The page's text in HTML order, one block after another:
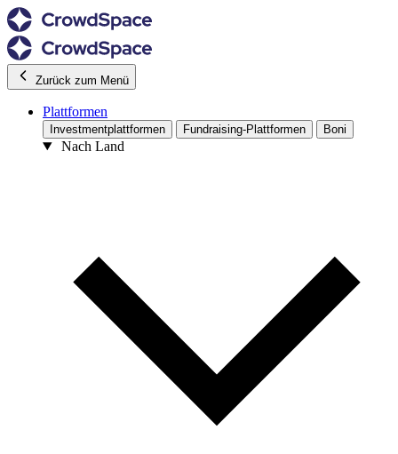
Zurück zum Menü
Plattformen
Investmentplattformen Fundraising-Plattformen Boni
Nach Land